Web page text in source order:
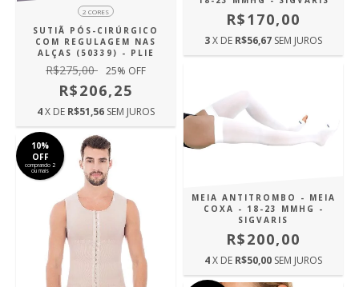
2 CORES
SUTIÃ PÓS-CIRÚRGICO
COM REGULAGEM NAS
ALÇAS (50339) - PLIE
R$275,00 25% OFF
R$206,25
4X DE R$51,56 SEM JUROS
R$170,00
3X DE R$56,67 SEM JUROS
10%
OFF
comprando 2
ou mais
MEIA ANTITROMBO - MEIA
COXA - 18-23 MMHG -
SIGVARIS
R$200,00
4X DE R$50,00 SEM JUROS